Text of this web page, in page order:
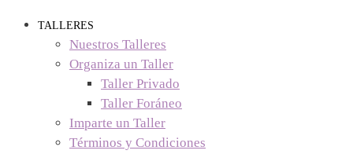
TALLERES
Nuestros Talleres
Organiza un Taller
Taller Privado
Taller Foráneo
Imparte un Taller
Términos y Condiciones